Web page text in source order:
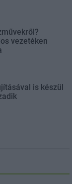
vezetéken
is készül